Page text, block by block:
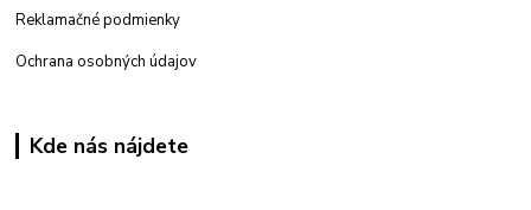
Reklamačné podmienky
Ochrana osobných údajov
Kde nás nájdete